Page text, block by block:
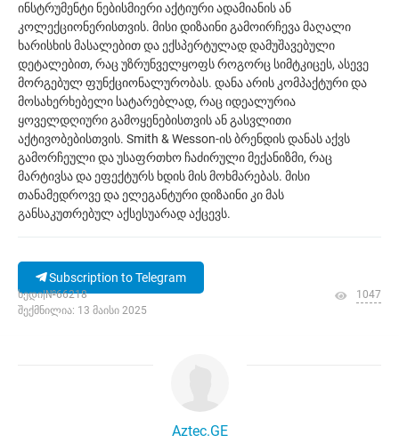
ინსტრუმენტი ნებისმიერი აქტიური ადამიანის ან
კოლექციონერისთვის. მისი დიზაინი გამოირჩევა მაღალი
ხარისხის მასალებით და ექსპერტულად დამუშავებული
დეტალებით, რაც უზრუნველყოფს როგორც სიმტკიცეს, ასევე
მორგებულ ფუნქციონალურობას. დანა არის კომპაქტური და
მოსახერხებელი სატარებლად, რაც იდეალურია
ყოველდღიური გამოყენებისთვის ან გასვლითი
აქტივობებისთვის. Smith & Wesson-ის ბრენდის დანას აქვს
გამორჩეული და უსაფრთხო ჩაძირული მექანიზმი, რაც
მარტივსა და ეფექტურს ხდის მის მოხმარებას. მისი
თანამედროვე და ელეგანტური დიზაინი კი მას
განსაკუთრებულ აქსესუარად აქცევს.
Subscription to Telegram
ხედი|№66218
შექმნილია: 13 მაისი 2025
1047
Aztec.GE